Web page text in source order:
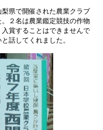
県で開催された農業クラブ
２名は農業鑑定競技の作物
賞することはできませんで
話してくれました。